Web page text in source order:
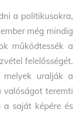
a politikusokra,
még mindig
működtessék a
felelősségét.
uralják a
valóságot teremti
a saját képére és